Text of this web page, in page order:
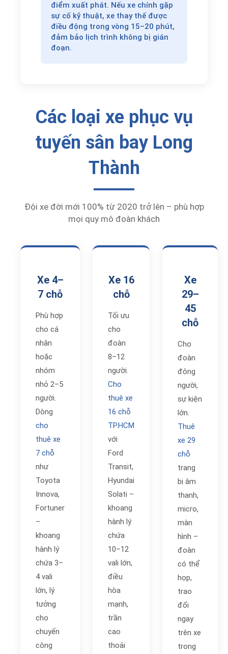
điểm xuất phát. Nếu xe chính gặp
sự cố kỹ thuật, xe thay thế được
điều động trong vòng 15–20 phút,
đảm bảo lịch trình không bị gián
đoạn.
Các loại xe phục vụ
tuyến sân bay Long
Thành
Đội xe đời mới 100% từ 2020 trở lên – phù hợp
mọi quy mô đoàn khách
Xe 4–
7 chỗ
Phù hợp
cho cá
nhân
hoặc
nhóm
nhỏ 2–5
người.
Dòng
cho
thuê xe
7 chỗ
như
Toyota
Innova,
Fortuner
–
khoang
hành lý
chứa 3–
4 vali
lớn, lý
tưởng
cho
chuyến
công
Xe 16
chỗ
Tối ưu
cho
đoàn
8–12
người.
Cho
thuê xe
16 chỗ
TP.HCM
với
Ford
Transit,
Hyundai
Solati –
khoang
hành lý
chứa
10–12
vali lớn,
điều
hòa
mạnh,
trần
cao
thoải
Xe
29–
45
chỗ
Cho
đoàn
đông
người,
sự kiện
lớn.
Thuê
xe 29
chỗ
trang
bị âm
thanh,
micro,
màn
hình –
đoàn
có thể
họp,
trao
đổi
ngay
trên xe
trong